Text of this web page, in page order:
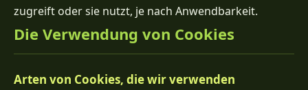
zugreift oder sie nutzt, je nach Anwendbarkeit.
Die Verwendung von Cookies
Arten von Cookies, die wir verwenden